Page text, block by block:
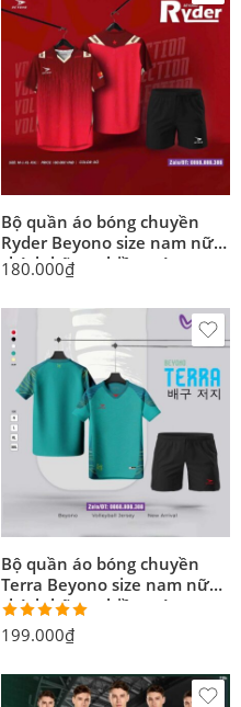
Bộ quần áo bóng chuyền
Ryder Beyono size nam nữ
chính hãng nhiều màu
180.000₫
Bộ quần áo bóng chuyền
Terra Beyono size nam nữ
chính hãng nhiều màu
Được xếp
5 sao
199.000₫